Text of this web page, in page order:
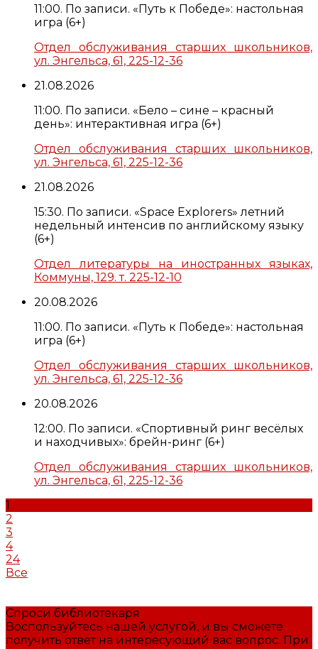
11:00. По записи. «Путь к Победе»: настольная
игра (6+)
Отдел обслуживания старших школьников,
ул. Энгельса, 61, 225-12-36
21.08.2026
11:00. По записи. «Бело – сине – красный
день»: интерактивная игра (6+)
Отдел обслуживания старших школьников,
ул. Энгельса, 61, 225-12-36
21.08.2026
15:30. По записи. «Space Explorers» летний
недельный интенсив по английскому языку
(6+)
Отдел литературы на иностранных языках,
Коммуны, 129. т. 225-12-10
20.08.2026
11:00. По записи. «Путь к Победе»: настольная
игра (6+)
Отдел обслуживания старших школьников,
ул. Энгельса, 61, 225-12-36
20.08.2026
12:00. По записи. «Спортивный ринг весёлых
и находчивых»: брейн-ринг (6+)
Отдел обслуживания старших школьников,
ул. Энгельса, 61, 225-12-36
1
2
3
4
24
Все
Спроси библиотекаря
Воспользуйтесь нашей услугой, и вы сможете
получить ответ на интересующий вас вопрос. При